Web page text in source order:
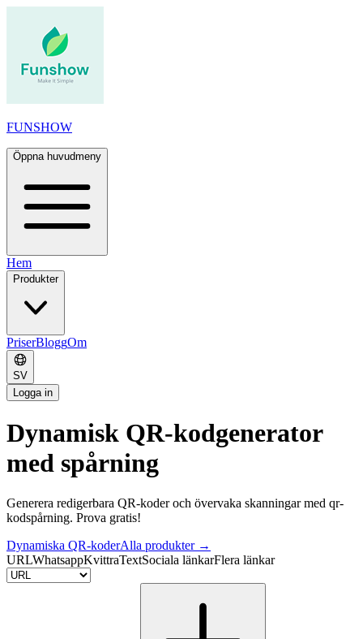
FUNSHOW
Öppna huvudmeny
Hem
Produkter
PriserBloggOm
SV
Logga in
Dynamisk QR-kodgenerator
med spårning
Generera redigerbara QR-koder och övervaka skanningar med qr-
kodspårning. Prova gratis!
Dynamiska QR-koderAlla produkter →
URLWhatsappKvittraTextSociala länkarFlera länkar